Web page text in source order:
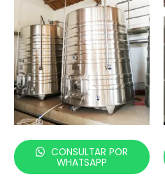
CONSULTAR POR
WHATSAPP